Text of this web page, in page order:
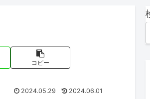
コピー
2024.05.29 2024.06.01